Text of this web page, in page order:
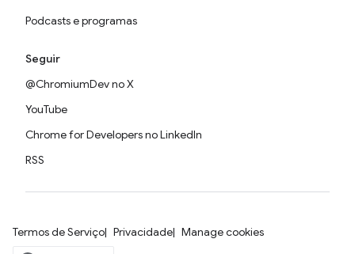
Podcasts e programas
Seguir
@ChromiumDev no X
YouTube
Chrome for Developers no LinkedIn
RSS
Termos de Serviço Privacidade Manage cookies